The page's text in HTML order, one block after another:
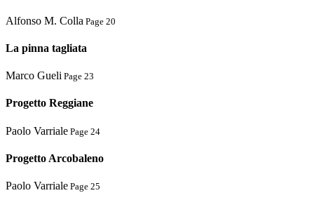
Alfonso M. Colla Page 20
La pinna tagliata
Marco Gueli Page 23
Progetto Reggiane
Paolo Varriale Page 24
Progetto Arcobaleno
Paolo Varriale Page 25